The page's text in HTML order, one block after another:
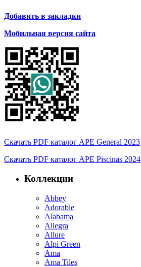
Добавить в закладки
Мобильная версия сайта
Скачать PDF каталог APE General 2023
Скачать PDF каталог APE Piscinas 2024
Коллекции
Abbey
Adorable
Alabama
Allegra
Allure
Alpi Green
Ama
Ama Tiles